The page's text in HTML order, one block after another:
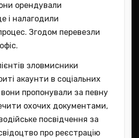
орендували
і налагодили
Згодом перевезли
зловмисники
акаунти в соціальних
пропонували за певну
охочих документами,
посвідчення за
про реєстрацію